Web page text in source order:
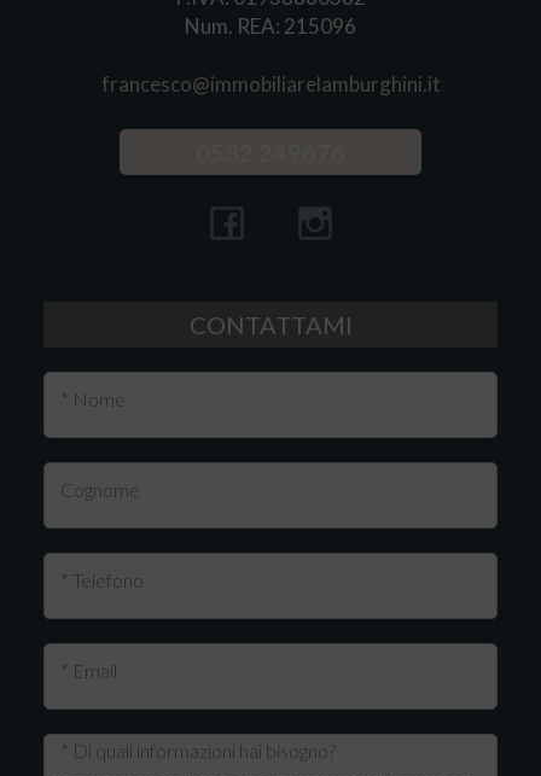
Num. REA: 215096
francesco@immobiliarelamburghini.it
CONTATTAMI
* Nome
Cognome
* Telefono
* Email
* Di quali informazioni hai bisogno?